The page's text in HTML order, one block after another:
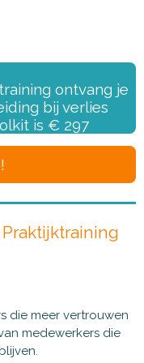
ontvang je
bij verlies
is € 297
die meer vertrouwen
medewerkers die
.